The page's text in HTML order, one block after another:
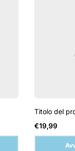
Titolo del
Prezzo
normale
€19,99